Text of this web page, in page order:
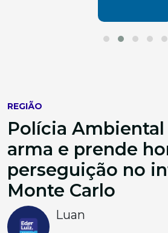
REGIÃO
Polícia
arma e prende
perseguição no
Monte Carlo
Luan